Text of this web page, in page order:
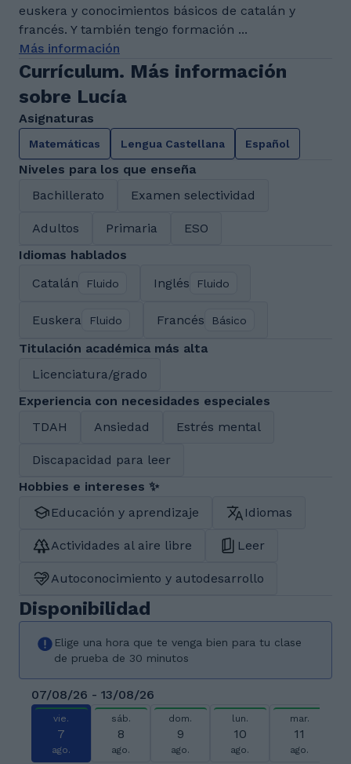
euskera y conocimientos básicos de catalán y
francés. Y también tengo formación ...
Más información
Currículum. Más información
sobre Lucía
Asignaturas
Matemáticas Lengua Castellana Español
Niveles para los que enseña
Bachillerato
Examen selectividad
Adultos Primaria
ESO
Idiomas hablados
Catalán
Fluido Inglés Fluido
Euskera Fluido Francés Básico
Titulación académica más alta
Licenciatura/grado
Experiencia con necesidades especiales
TDAH
Ansiedad Estrés mental
Discapacidad para leer
Hobbies e intereses ✨
Educación y aprendizaje
Idiomas
Actividades al aire libre Leer
Autoconocimiento y autodesarrollo
Disponibilidad
Elige una hora que te venga bien para tu clase
de prueba de 30 minutos
07/08/26 - 13/08/26
vie.
7
ago.
sáb.
8
ago.
dom.
9
ago.
lun.
10
ago.
mar.
11
ago.